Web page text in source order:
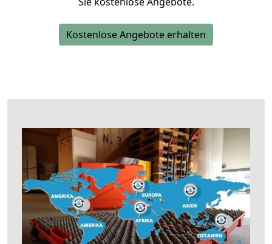
Kostenlose Angebote erhalten